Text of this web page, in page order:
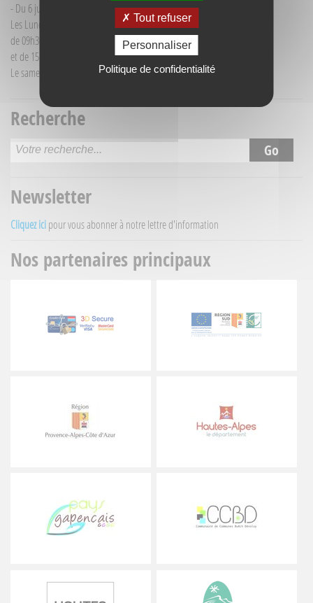
- Du 6 juillet au 30 août :
Les Lundi et Mercredi
de 09h30 à 12h30
et de 15h30 à 18h00
Le samedi matin de 09h30 à 12h30
Recherche
Newsletter
Cliquez ici pour vous abonner à notre lettre d'information
Nos partenaires principaux
Tout refuser
Personnaliser
Politique de confidentialité